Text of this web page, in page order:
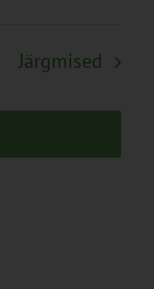
Järgmised